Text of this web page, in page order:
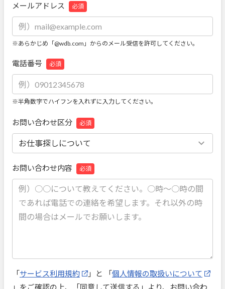
メールアドレス 必須
※あらかじめ「@wdb.com」からのメール受信を許可してください。
電話番号 必須
※半角数字でハイフンを入れずに入力してください。
お問い合わせ区分 必須
お問い合わせ内容 必須
「サービス利用規約 」と 「個人情報の取扱いについて
」をご確認の上、「同意して送信する」より、お問い合わ